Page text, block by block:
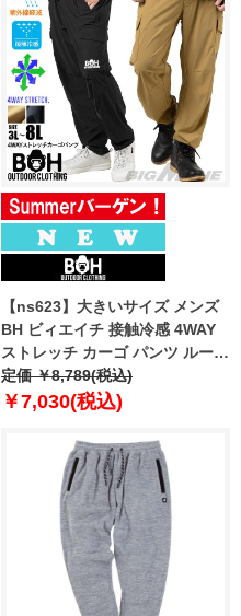
【ns623】大きいサイズ メンズ
BH ビィエイチ 接触冷感 4WAY
ストレッチ カーゴ パンツ ルーズ
フィット 紫外線軽減 春夏新作
bhp-260101l 【fre】
定価 ￥8,789(税込)
￥7,030(税込)